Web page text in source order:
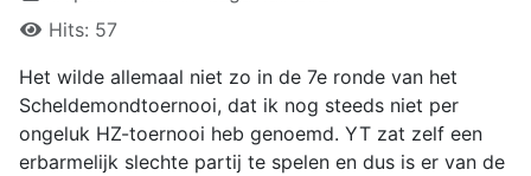
Hits: 57
Het wilde allemaal niet zo in de 7e ronde van het
Scheldemondtoernooi, dat ik nog steeds niet per
ongeluk HZ-toernooi heb genoemd. YT zat zelf een
erbarmelijk slechte partij te spelen en dus is er van de